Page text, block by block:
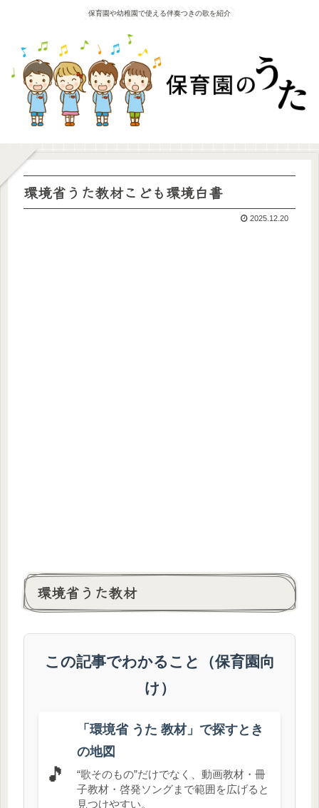
保育園や幼稚園で使える伴奏つきの歌を紹介
環境省うた教材こども環境白書
2025.12.20
環境省うた教材
この記事でわかること（保育園向
け）
🎵
「環境省 うた 教材」で探すとき
の地図
“歌そのもの”だけでなく、動画教材・冊
子教材・啓発ソングまで範囲を広げると
見つけやすい。